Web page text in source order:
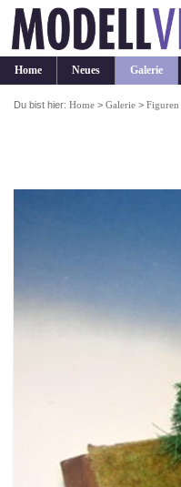
Home Neues Galerie
Du bist hier:Home >Galerie >Figuren